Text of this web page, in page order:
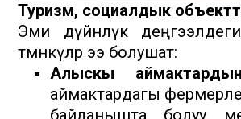
Туризм, социалдык
Эми дүйнөлүк
төмөнкүлөр ээ болушат:
Алыскы
аймактардагы
байланышта болуу